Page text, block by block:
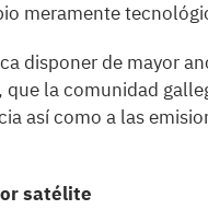
meramente
disponer de mayor
la comunidad
así como a las
satélite